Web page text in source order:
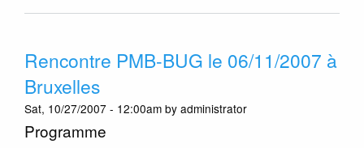
été
Rencontre PMB-BUG le 06/11/2007 à
Bruxelles
Sat, 10/27/2007 - 12:00am by administrator
Programme